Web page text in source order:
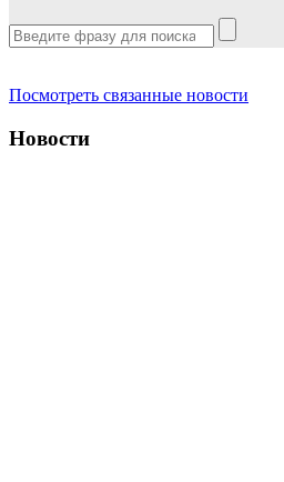
Посмотреть связанные новости
Новости